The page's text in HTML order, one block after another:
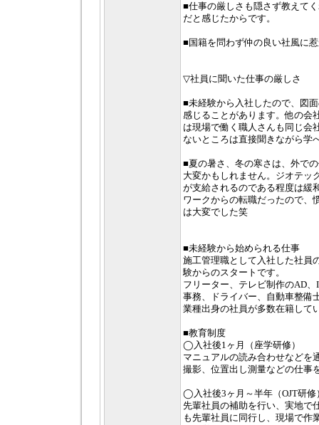
■仕事の厳しさも隠さず教えて
だと感じたからです。
■国籍を問わず仲の良い社風に
▽社員に聞いた仕事の厳しさ
■未経験から入社したので、図
感じることがあります。他の会
は現場で働く職人さんも同じ会
ないところは直接聞きながら学
■夏の暑さ、冬の寒さは、外で
大変かもしれません。ジオテッ
が支給されるのである程度は緩
ワークからの転職だったので、
は大変でした笑
■未経験から始められる仕事
施工管理職として入社した社員
験からのスタートです。
フリーター、テレビ制作のAD
事務、ドライバー、自動車整備
業種出身の社員が多数在籍して
■教育制度
◯入社後1ヶ月（座学研修）
マニュアルの読み合わせなどを
撮影、位置出し測量などの仕事
◯入社後3ヶ月～半年（OJT研修
先輩社員の補助を行い、実地で
も先輩社員に同行し、現場で作